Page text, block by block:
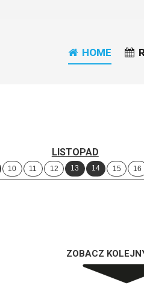
HOME
LISTOPAD
10 11 12 13 14 15 16
ZOBACZ